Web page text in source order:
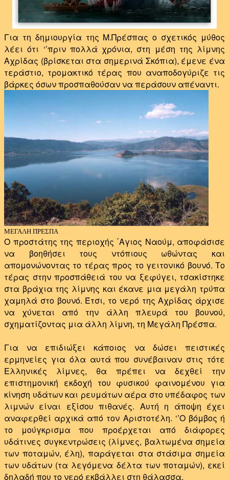
Για τη δημιουργία της Μ.Πρέσπας ο σχετικός μύθος
λέει ότι ‘’πριν πολλά χρόνια, στη μέση της λίμνης
Αχρίδας (βρίσκεται στα σημερινά Σκόπια), έμενε ένα
τεράστιο, τρομακτικό τέρας που αναποδογύριζε τις
βάρκες όσων προσπαθούσαν να περάσουν απέναντι.
ΜΕΓΑΛΗ ΠΡΕΣΠΑ
Ο προστάτης της περιοχής ΄Αγιος Ναούμ, αποφάσισε
να βοηθήσει τους ντόπιους ωθώντας και
απομονώνοντας το τέρας προς το γειτονικό βουνό. Το
τέρας στην προσπάθειά του να ξεφύγει, τσακίστηκε
στα βράχια της λίμνης και έκανε μια μεγάλη τρύπα
χαμηλά στο βουνό. Έτσι, το νερό της Αχρίδας άρχισε
να χύνεται από την άλλη πλευρά του βουνού,
σχηματίζοντας μια άλλη λίμνη, τη Μεγάλη Πρέσπα.
Για να επιδιώξει κάποιος να δώσει πειστικές
ερμηνείες για όλα αυτά που συνέβαιναν στις τότε
Ελληνικές λίμνες, θα πρέπει να δεχθεί την
επιστημονική εκδοχή του φυσικού φαινομένου για
κίνηση υδάτων και ρευμάτων αέρα στο υπέδαφος των
λιμνών είναι εξίσου πιθανές. Αυτή η άποψη έχει
αναφερθεί αρχικά από τον Αριστοτέλη. ‘’Ο βόμβος ή
το μούγκρισμα που προέρχεται από διάφορες
υδάτινες συγκεντρώσεις (λίμνες, βαλτωμένα σημεία
των ποταμών, έλη), παράγεται στα στάσιμα σημεία
των υδάτων (τα λεγόμενα δέλτα των ποταμών), εκεί
δηλαδή που το νερό εκβάλλει στη θάλασσα.